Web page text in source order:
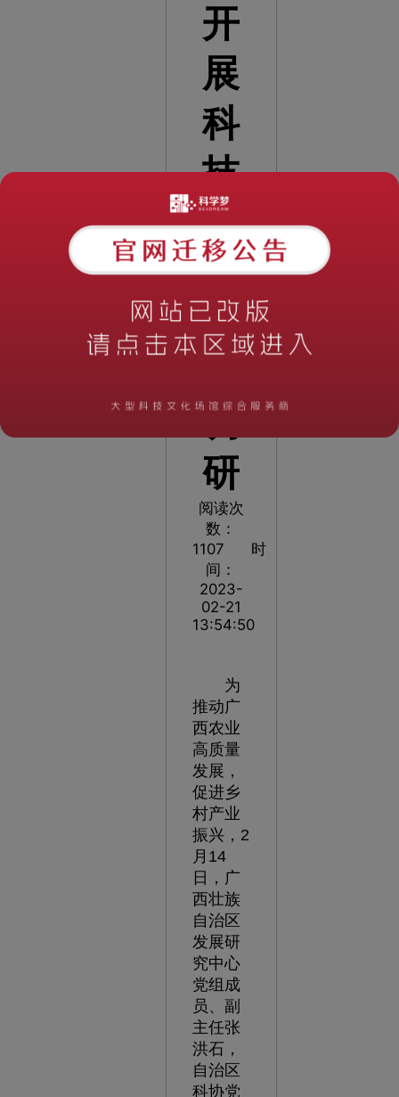
开
展
科
技
小
院
工
调
研
阅读次
数：
1107
时
间：
2023-
02-21
13:54:50
为
推动广
西农业
高质量
发展，
促进乡
村产业
振兴，2
月14
日，广
西壮族
自治区
发展研
究中心
党组成
员、副
主任张
洪石，
自治区
科协党